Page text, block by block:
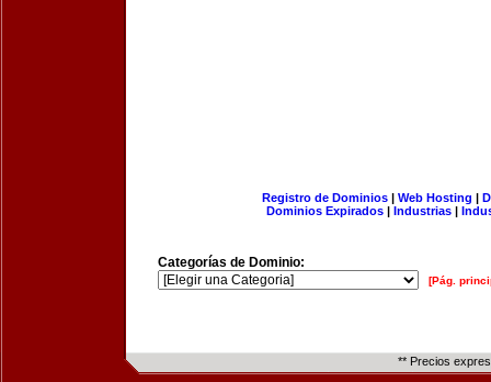
Registro de Dominios| Web Hosting |
Dominios Expirados | Industrias |
Categorías de Dominio:
[Pág.
** Precios